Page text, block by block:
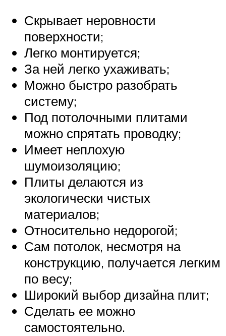
Скрывает неровности
поверхности;
Легко монтируется;
За ней легко ухаживать;
Можно быстро разобрать
систему;
Под потолочными плитами
можно спрятать проводку;
Имеет неплохую
шумоизоляцию;
Плиты делаются из
экологически чистых
материалов;
Относительно недорогой;
Сам потолок, несмотря на
конструкцию, получается легким
по весу;
Широкий выбор дизайна плит;
Сделать ее можно
самостоятельно.